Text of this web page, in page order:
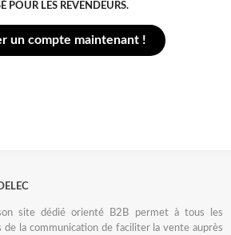
POUR LES REVENDEURS.
un compte maintenant !
site dédié orienté B2B permet à tous les
de la communication de faciliter la vente auprès